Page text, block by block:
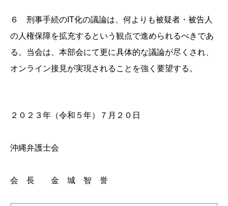
６ 刑事手続のIT化の議論は、何よりも被疑者・被告人
の人権保障を拡充するという観点で進められるべきであ
る。当会は、本部会にて更に具体的な議論が尽くされ、
オンライン接見が実現されることを強く要望する。
２０２３年（令和５年）７月２０日
沖縄弁護士会
会 長 金 城 智 誉